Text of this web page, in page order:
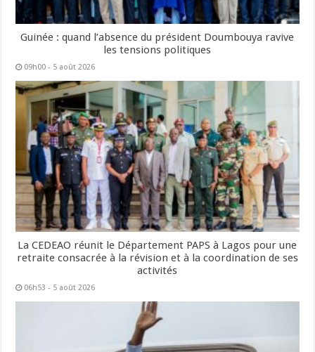
Guinée : quand l’absence du président Doumbouya ravive
les tensions politiques
09h00 - 5 août 2026
La CEDEAO réunit le Département PAPS à Lagos pour une
retraite consacrée à la révision et à la coordination de ses
activités
06h53 - 5 août 2026